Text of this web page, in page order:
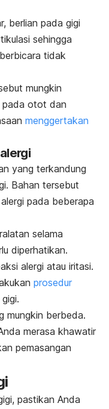
berlian pada gigi
sehingga
tidak
mungkin
pada otot dan
menggertakan
yang terkandung
Bahan tersebut
pada beberapa
selama
diperhatikan.
alergi atau iritasi.
prosedur
mungkin berbeda.
merasa khawatir
pemasangan
pastikan Anda